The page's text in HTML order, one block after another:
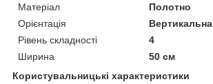
Матеріал
Полотно
Орієнтація
Вертикальна
Рівень складності
4
Ширина
50 см
Користувальницькі характеристики